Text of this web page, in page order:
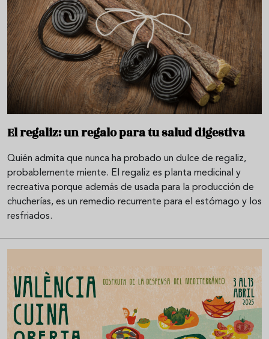
El regaliz: un regalo para tu salud digestiva
Quién admita que nunca ha probado un dulce de regaliz,
probablemente miente. El regaliz es planta medicinal y
recreativa porque además de usada para la producción de
chucherías, es un remedio recurrente para el estómago y los
resfriados.